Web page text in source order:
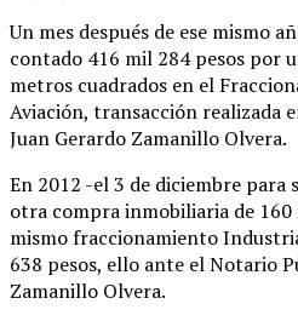
Un mes después de ese mismo
contado 416 mil 284 pesos por
metros cuadrados en el
Aviación, transacción realizada
Juan Gerardo Zamanillo Olvera.
En 2012 -el 3 de diciembre para
otra compra inmobiliaria de
mismo fraccionamiento
638 pesos, ello ante el Notario
Zamanillo Olvera.